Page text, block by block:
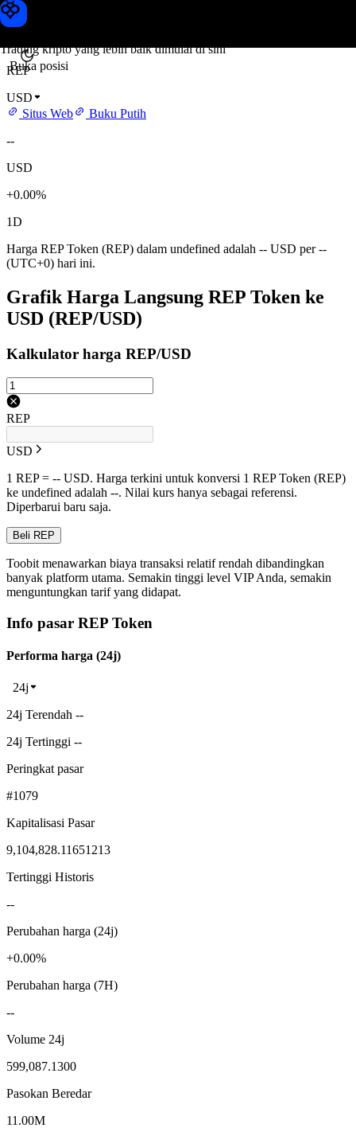
Trading kripto yang lebih baik dimulai di sini
Buka posisi
Harga REP Token
REP
USD
Situs Web
Buku Putih
--
USD
+0.00%
1D
Harga REP Token (REP) dalam undefined adalah -- USD per --
(UTC+0) hari ini.
Grafik Harga Langsung REP Token ke
USD (REP/USD)
Kalkulator harga REP/USD
REP
USD
1 REP = -- USD. Harga terkini untuk konversi 1 REP Token (REP)
ke undefined adalah --. Nilai kurs hanya sebagai referensi.
Diperbarui baru saja.
Beli REP
Toobit menawarkan biaya transaksi relatif rendah dibandingkan
banyak platform utama. Semakin tinggi level VIP Anda, semakin
menguntungkan tarif yang didapat.
Info pasar REP Token
Performa harga (24j)
24j
24j Terendah --
24j Tertinggi --
Peringkat pasar
#1079
Kapitalisasi Pasar
9,104,828.11651213
Tertinggi Historis
--
Perubahan harga (24j)
+0.00%
Perubahan harga (7H)
--
Volume 24j
599,087.1300
Pasokan Beredar
11.00M